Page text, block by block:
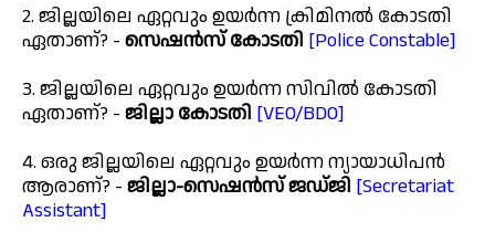
2. ജില്ലയിലെ ഏറ്റവും ഉയർന്ന ക്രിമിനൽ കോടതി
ഏതാണ്? - സെഷൻസ് കോടതി [Police Constable]
3. ജില്ലയിലെ ഏറ്റവും ഉയർന്ന സിവിൽ കോടതി
ഏതാണ്? - ജില്ലാ കോടതി [VEO/BDO]
4. ഒരു ജില്ലയിലെ ഏറ്റവും ഉയർന്ന ന്യായാധിപൻ
ആരാണ്? - ജില്ലാ-സെഷൻസ് ജഡ്ജി [Secretariat
Assistant]